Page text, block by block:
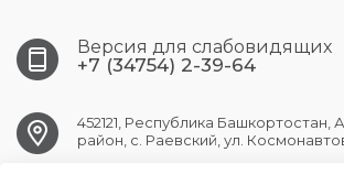
Версия для слабовидящих
+7 (34754) 2-39-64
452121, Республика Башкортостан,
район, с. Раевский, ул.